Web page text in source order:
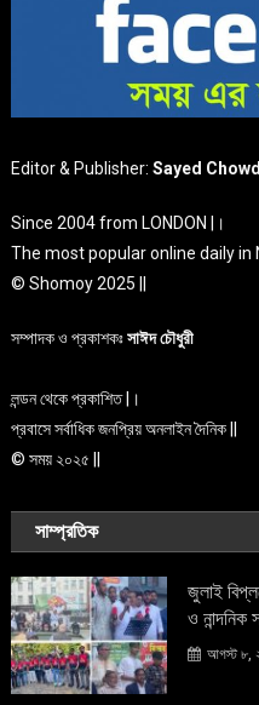
Editor & Publisher:Sayed
Since 2004 from LONDON |।
The most popular online daily in
© Shomoy 2025 ||
সম্পাদক ও প্রকাশকঃসাঈদ চৌধুরী
লন্ডন থেকে প্রকাশিত |।
প্রবাসে সর্বাধিক জনপ্রিয় অনলাইন দৈনিক ||
© সময় ২০২৫ ||
সাম্প্রতিক
জুলাই
ও নান্দনিক
আগস্ট ৮,